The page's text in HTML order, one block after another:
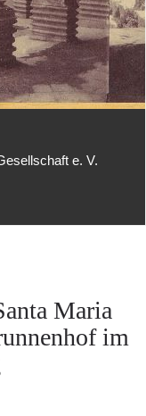
e. V.
Maria
im